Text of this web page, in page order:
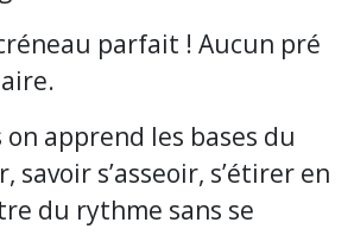
parfait ! Aucun pré
on apprend les bases du
savoir s’asseoir, s’étirer en
du rythme sans se